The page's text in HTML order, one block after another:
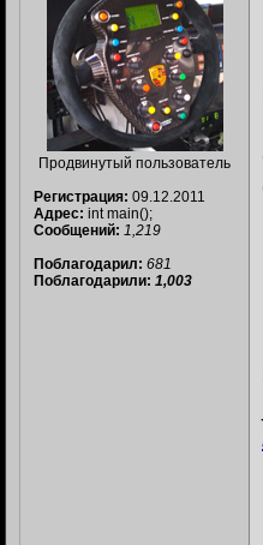
Продвинутый пользователь
Регистрация: 09.12.2011
Адрес: int main();
Сообщений: 1,219
Поблагодарил: 681
Поблагодарили: 1,003